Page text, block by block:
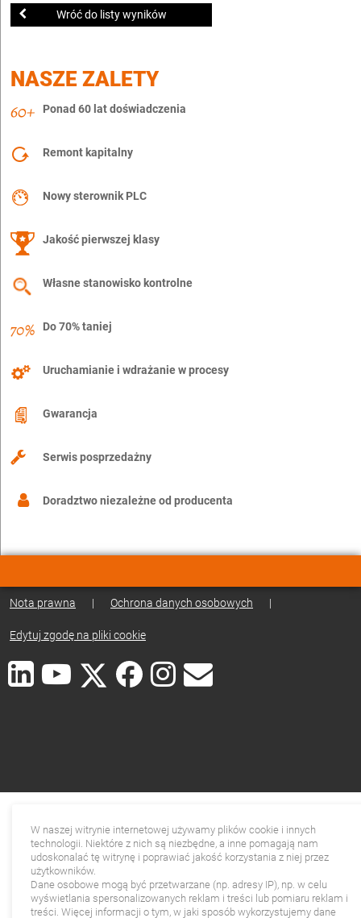
Wróć do listy wyników
NASZE ZALETY
Ponad 60 lat doświadczenia
Remont kapitalny
Nowy sterownik PLC
Jakość pierwszej klasy
Własne stanowisko kontrolne
Do 70% taniej
Uruchamianie i wdrażanie w procesy
Gwarancja
Serwis posprzedażny
Doradztwo niezależne od producenta
Nota prawna | Ochrona danych osobowych |
Edytuj zgodę na pliki cookie
W naszej witrynie internetowej używamy plików cookie i innych
technologii. Niektóre z nich są niezbędne, a inne pomagają nam
udoskonalać tę witrynę i poprawiać jakość korzystania z niej przez
użytkowników.
Dane osobowe mogą być przetwarzane (np. adresy IP), np. w celu
wyświetlania spersonalizowanych reklam i treści lub pomiaru reklam i
treści. Więcej informacji o tym, w jaki sposób wykorzystujemy dane